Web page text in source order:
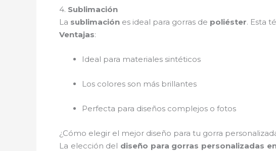
4. Sublimación
La sublimación es ideal para gorras de poliéster. Esta
Ventajas:
Ideal para materiales sintéticos
Los colores son más brillantes
Perfecta para diseños complejos o fotos
¿Cómo elegir el mejor diseño para tu gorra
La elección del diseño para gorras personalizadas